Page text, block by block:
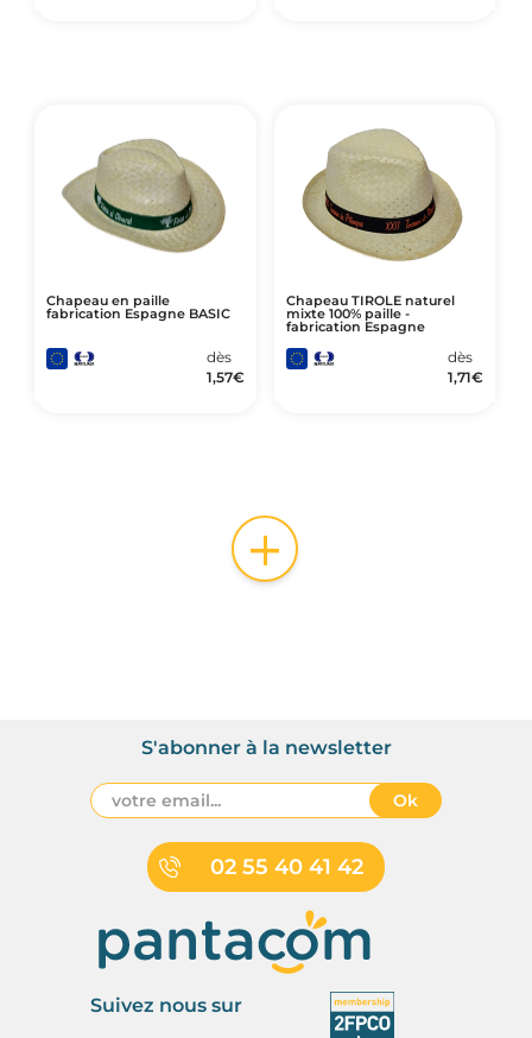
Chapeau en paille
fabrication Espagne BASIC
dès
1,57€
Chapeau TIROLE naturel
mixte 100% paille -
fabrication Espagne
dès
1,71€
+
02 55 40 41 42
S'abonner à la newsletter
Ok
Suivez nous sur